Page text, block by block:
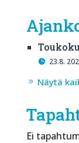
23.8.
Näytä
Ei